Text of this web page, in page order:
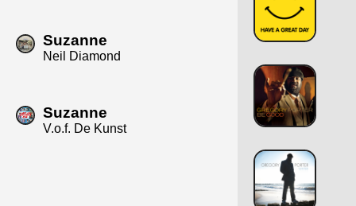
Suzanne
Neil Diamond
Suzanne
V.o.f. De Kunst